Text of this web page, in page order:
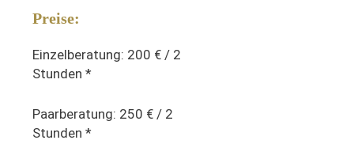
Preise:
Einzelberatung: 200 € / 2
Stunden *
Paarberatung: 250 € / 2
Stunden *